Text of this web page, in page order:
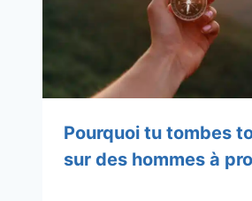
Pourquoi tu tombes
sur des hommes à